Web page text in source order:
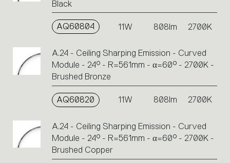
Black
AQ60804 11W 808lm 2700K
A.24 - Ceiling Sharping Emission - Curved
Module - 24° - R=561mm - α=60° - 2700K -
Brushed Bronze
AQ60820 11W 808lm 2700K
A.24 - Ceiling Sharping Emission - Curved
Module - 24° - R=561mm - α=60° - 2700K -
Brushed Copper